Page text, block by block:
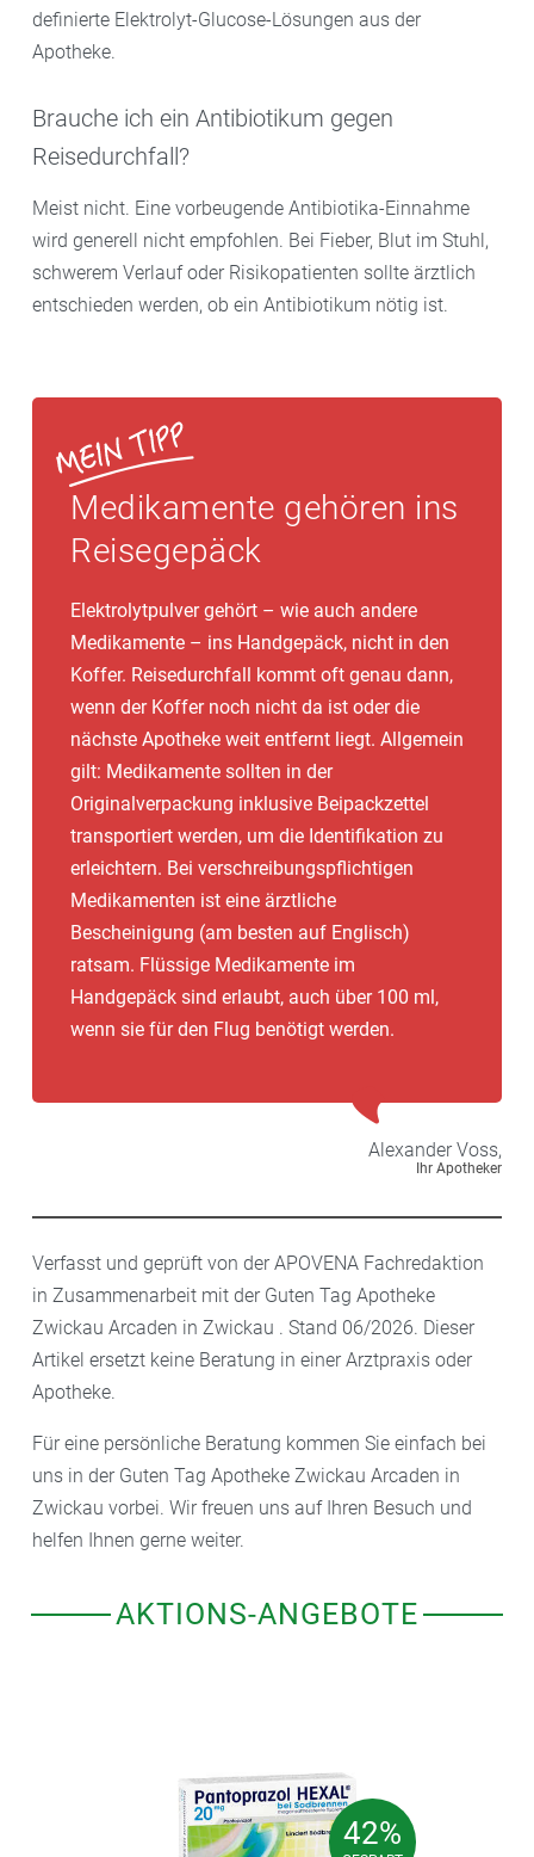
definierte Elektrolyt-Glucose-Lösungen aus der
Apotheke.
Brauche ich ein Antibiotikum gegen
Reisedurchfall?
Meist nicht. Eine vorbeugende Antibiotika-Einnahme
wird generell nicht empfohlen. Bei Fieber, Blut im Stuhl,
schwerem Verlauf oder Risikopatienten sollte ärztlich
entschieden werden, ob ein Antibiotikum nötig ist.
Medikamente gehören ins
Reisegepäck
Elektrolytpulver gehört – wie auch andere
Medikamente – ins Handgepäck, nicht in den
Koffer. Reisedurchfall kommt oft genau dann,
wenn der Koffer noch nicht da ist oder die
nächste Apotheke weit entfernt liegt. Allgemein
gilt: Medikamente sollten in der
Originalverpackung inklusive Beipackzettel
transportiert werden, um die Identifikation zu
erleichtern. Bei verschreibungspflichtigen
Medikamenten ist eine ärztliche
Bescheinigung (am besten auf Englisch)
ratsam. Flüssige Medikamente im
Handgepäck sind erlaubt, auch über 100 ml,
wenn sie für den Flug benötigt werden.
Alexander Voss,
Ihr Apotheker
Verfasst und geprüft von der APOVENA Fachredaktion
in Zusammenarbeit mit der Guten Tag Apotheke
Zwickau Arcaden in Zwickau . Stand 06/2026. Dieser
Artikel ersetzt keine Beratung in einer Arztpraxis oder
Apotheke.
Für eine persönliche Beratung kommen Sie einfach bei
uns in der Guten Tag Apotheke Zwickau Arcaden in
Zwickau vorbei. Wir freuen uns auf Ihren Besuch und
helfen Ihnen gerne weiter.
AKTIONS-ANGEBOTE
42%
42%
GESPART